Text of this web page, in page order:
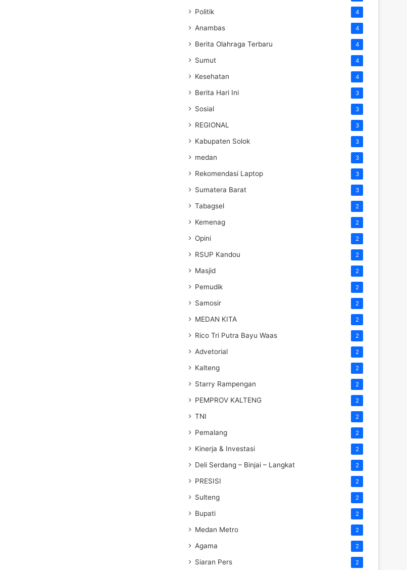
Politik 4
Anambas 4
Berita Olahraga Terbaru 4
Sumut 4
Kesehatan 4
Berita Hari Ini 3
Sosial 3
REGIONAL 3
Kabupaten Solok 3
medan 3
Rekomendasi Laptop 3
Sumatera Barat 3
Tabagsel 2
Kemenag 2
Opini 2
RSUP Kandou 2
Masjid 2
Pemudik 2
Samosir 2
MEDAN KITA 2
Rico Tri Putra Bayu Waas 2
Advetorial 2
Kalteng 2
Starry Rampengan 2
PEMPROV KALTENG 2
TNI 2
Pemalang 2
Kinerja & Investasi 2
Deli Serdang – Binjai – Langkat 2
PRESISI 2
Sulteng 2
Bupati 2
Medan Metro 2
Agama 2
Siaran Pers 2